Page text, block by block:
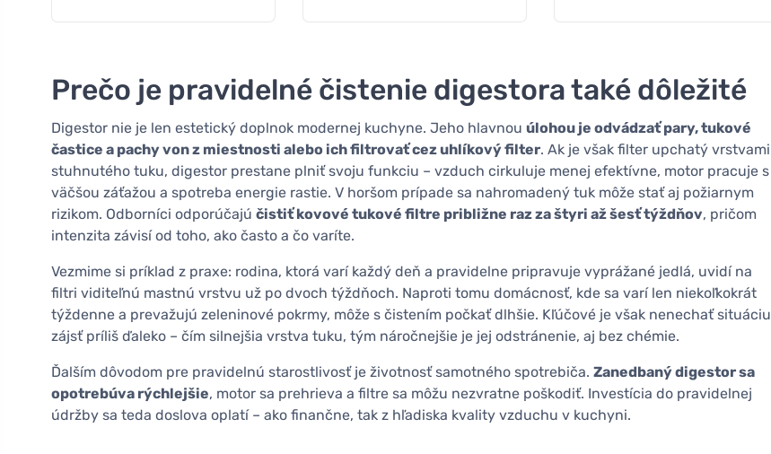
Prečo je pravidelné čistenie digestora také dôležité
Digestor nie je len estetický doplnok modernej kuchyne. Jeho hlavnou úlohou je odvádzať pary, tukové
častice a pachy von z miestnosti alebo ich filtrovať cez uhlíkový filter. Ak je však filter upchatý vrstvami
stuhnutého tuku, digestor prestane plniť svoju funkciu – vzduch cirkuluje menej efektívne, motor pracuje s
väčšou záťažou a spotreba energie rastie. V horšom prípade sa nahromadený tuk môže stať aj požiarnym
rizikom. Odborníci odporúčajú čistiť kovové tukové filtre približne raz za štyri až šesť týždňov, pričom
intenzita závisí od toho, ako často a čo varíte.
Vezmime si príklad z praxe: rodina, ktorá varí každý deň a pravidelne pripravuje vyprážané jedlá, uvidí na
filtri viditeľnú mastnú vrstvu už po dvoch týždňoch. Naproti tomu domácnosť, kde sa varí len niekoľkokrát
týždenne a prevažujú zeleninové pokrmy, môže s čistením počkať dlhšie. Kľúčové je však nenechať situáciu
zájsť príliš ďaleko – čím silnejšia vrstva tuku, tým náročnejšie je jej odstránenie, aj bez chémie.
Ďalším dôvodom pre pravidelnú starostlivosť je životnosť samotného spotrebiča. Zanedbaný digestor sa
opotrebúva rýchlejšie, motor sa prehrieva a filtre sa môžu nezvratne poškodiť. Investícia do pravidelnej
údržby sa teda doslova oplatí – ako finančne, tak z hľadiska kvality vzduchu v kuchyni.